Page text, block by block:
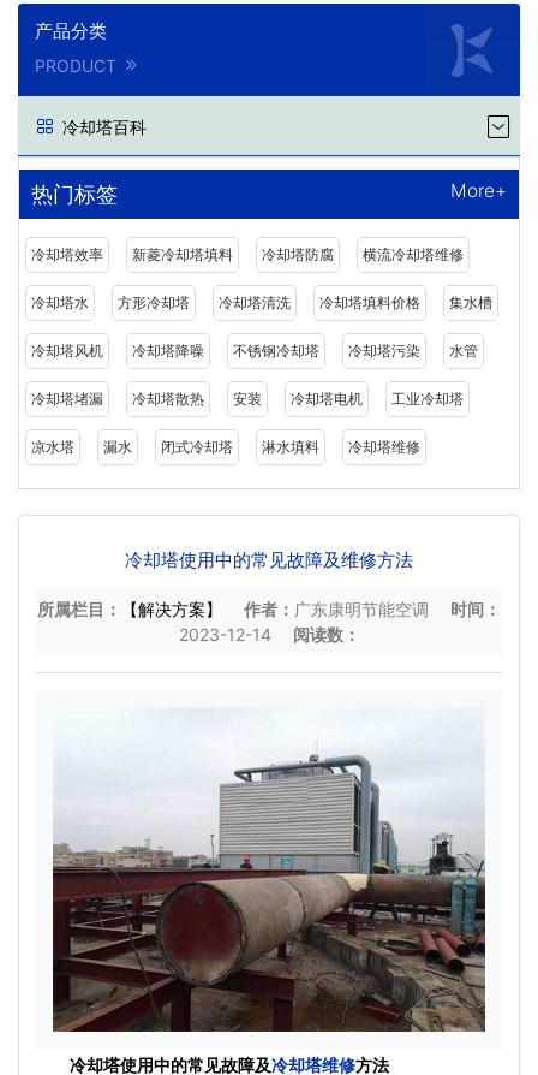
产品分类
PRODUCT
冷却塔百科
热门标签 More+
冷却塔效率 新菱冷却塔填料 冷却塔防腐 横流冷却塔维修
冷却塔水 方形冷却塔 冷却塔清洗 冷却塔填料价格 集水槽
冷却塔风机 冷却塔降噪 不锈钢冷却塔 冷却塔污染 水管
冷却塔堵漏 冷却塔散热 安装 冷却塔电机 工业冷却塔
凉水塔 漏水 闭式冷却塔 淋水填料 冷却塔维修
冷却塔使用中的常见故障及维修方法
所属栏目： 【解决方案】 作者： 广东康明节能空调
时间：
2023-12-14
阅读数：
冷却塔使用中的常见故障及冷却塔维修方法